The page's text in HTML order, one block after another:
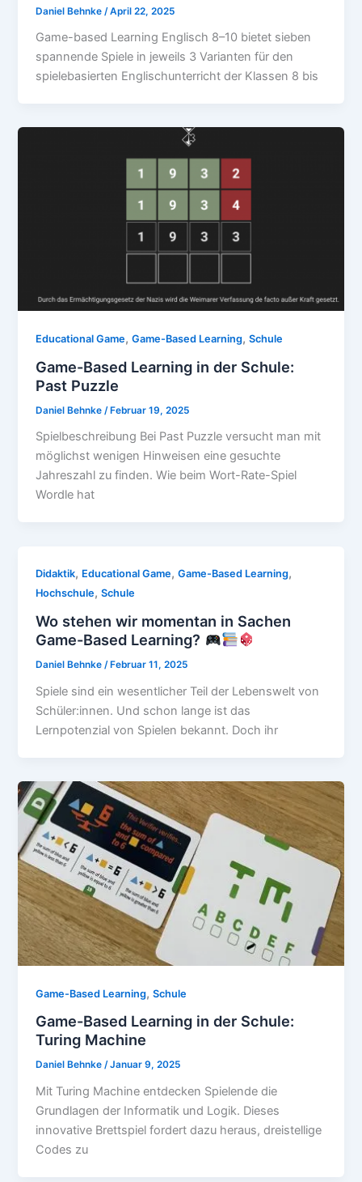
Daniel Behnke /April 22, 2025
Game-based Learning Englisch 8–10 bietet sieben
spannende Spiele in jeweils 3 Varianten für den
spielebasierten Englischunterricht der Klassen 8 bis
Educational Game,Game-Based Learning,Schule
Game-Based Learning in der Schule:
Past Puzzle
Daniel Behnke /Februar 19, 2025
Spielbeschreibung Bei Past Puzzle versucht man mit
möglichst wenigen Hinweisen eine gesuchte
Jahreszahl zu finden. Wie beim Wort-Rate-Spiel
Wordle hat
Didaktik, Educational Game,Game-Based Learning,
Hochschule,Schule
Wo stehen wir momentan in Sachen
Game-Based Learning?
Daniel Behnke/ Februar 11, 2025
Spiele sind ein wesentlicher Teil der Lebenswelt von
Schüler:innen. Und schon lange ist das
Lernpotenzial von Spielen bekannt. Doch ihr
Game-Based Learning,Schule
Game-Based Learning in der Schule:
Turing Machine
Daniel Behnke/Januar 9, 2025
Mit Turing Machine entdecken Spielende die
Grundlagen der Informatik und Logik. Dieses
innovative Brettspiel fordert dazu heraus, dreistellige
Codes zu